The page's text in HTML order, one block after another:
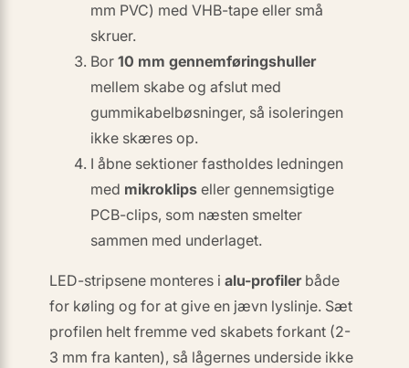
mm PVC) med VHB-tape eller små
skruer.
Bor10 mm gennemføringshuller
mellem skabe og afslut med
gummikabelbøsninger, så isoleringen
ikke skæres op.
I åbne sektioner fastholdes ledningen
med mikroklips eller gennemsigtige
PCB-clips, som næsten smelter
sammen med underlaget.
LED-stripsene monteres ialu-profilerbåde
for køling og for at give en jævn lyslinje. Sæt
profilen helt fremme ved skabets forkant (2-
3 mm fra kanten), så lågernes underside ikke